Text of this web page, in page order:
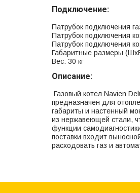
Подключение:
Патрубок подключения
Патрубок подключения
Патрубок подключения
Габаритные размеры
Вес: 30 кг
Описание:
Газовый котел Navien
предназначен для
габариты и настенный
из нержавеющей стали,
функции
поставки входит
расходовать газ и